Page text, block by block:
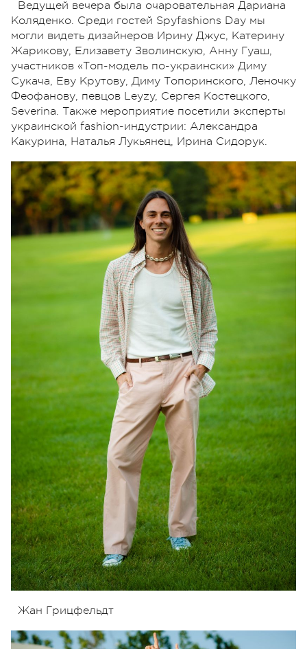
Ведущей вечера была очаровательная Дариана
Коляденко. Среди гостей Spyfashions Day мы
могли видеть дизайнеров Ирину Джус, Катерину
Жарикову, Елизавету Зволинскую, Анну Гуаш,
участников «Топ-модель по-украински» Диму
Сукача, Еву Крутову, Диму Топоринского, Леночку
Феофанову, певцов Leyzy, Сергея Костецкого,
Severina. Также мероприятие посетили эксперты
украинской fashion-индустрии: Александра
Какурина, Наталья Лукьянец, Ирина Сидорук.
Жан Грицфельдт